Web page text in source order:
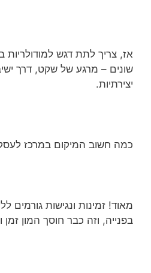
אז, צריך לתת דגש למודולריות
שונים – מרגע של שקט, דרך
יצירתיות.
כמה חשוב המיקום במרכז
מאוד! זמינות ונגישות גורמים
בפנייה, וזה כבר חוסך המון זמן